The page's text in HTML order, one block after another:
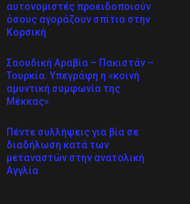
αυτονομιστές προειδοποιούν
όσους αγοράζουν σπίτια στην
Κορσική
Σαουδική Αραβία – Πακιστάν –
Τουρκία: Υπεγράφη η «κοινή
αμυντική συμφωνία της
Μέκκας»
Πέντε συλλήψεις για βία σε
διαδήλωση κατά των
μεταναστών στην ανατολική
Αγγλία